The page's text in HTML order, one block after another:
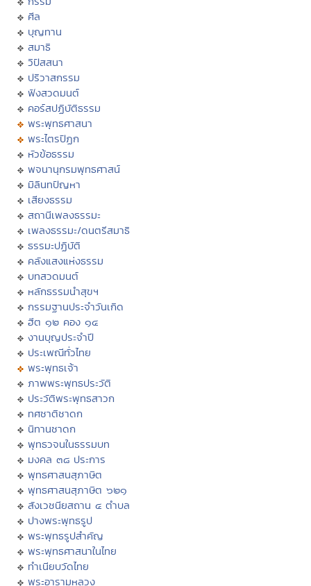
ศีล
บุญทาน
สมาธิ
วิปัสสนา
ปริวาสกรรม
ฟังสวดมนต์
คอร์สปฏิบัติธรรม
พระพุทธศาสนา
พระไตรปิฏก
หัวข้อธรรม
พจนานุกรมพุทธศาสน์
มิลินทปัญหา
เสียงธรรม
สถานีเพลงธรรมะ
เพลงธรรมะ/ดนตรีสมาธิ
ธรรมะปฏิบัติ
คลังแสงแห่งธรรม
บทสวดมนต์
หลักธรรมนำสุขฯ
กรรมฐานประจำวันเกิด
ฮีต ๑๒ คอง ๑๔
งานบุญประจำปี
ประเพณีทั่วไทย
พระพุทธเจ้า
ภาพพระพุทธประวัติ
ประวัติพระพุทธสาวก
ทศชาติชาดก
นิทานชาดก
พุทธวจนในธรรมบท
มงคล ๓๘ ประการ
พุทธศาสนสุภาษิต
พุทธศาสนสุภาษิต ๖๒๑
สังเวชนียสถาน ๔ ตำบล
ปางพระพุทธรูป
พระพุทธรูปสำคัญ
พระพุทธศาสนาในไทย
ทำเนียบวัดไทย
พระอารามหลวง